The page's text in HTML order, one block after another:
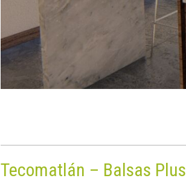
Tecomatlán – Balsas Plus